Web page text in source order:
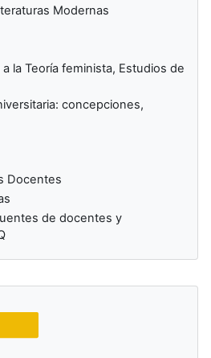
Modernas
la Teoría feminista, Estudios de
concepciones,
Docentes
de docentes y